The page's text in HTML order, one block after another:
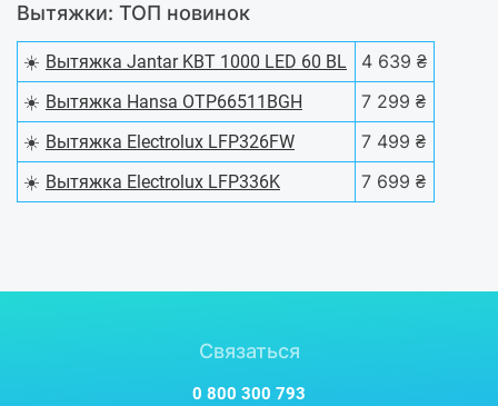
Вытяжки: ТОП новинок
☀️ Вытяжка Jantar KBT 1000 LED 60 BL
4 639 ₴
☀️ Вытяжка Hansa OTP66511BGH
7 299 ₴
☀️ Вытяжка Electrolux LFP326FW
7 499 ₴
☀️ Вытяжка Electrolux LFP336K 7 699 ₴
Связаться
0 800 300 793